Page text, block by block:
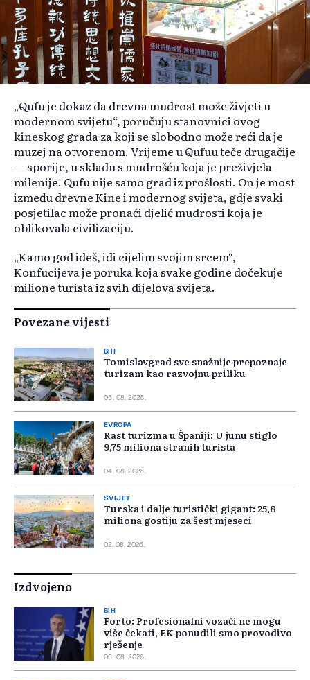
„Qufu je dokaz da drevna mudrost može živjeti u
modernom svijetu“, poručuju stanovnici ovog
kineskog grada za koji se slobodno može reći da je
muzej na otvorenom. Vrijeme u Qufuu teče drugačije
— sporije, u skladu s mudrošću koja je preživjela
milenije. Qufu nije samo grad iz prošlosti. On je most
između drevne Kine i modernog svijeta, gdje svaki
posjetilac može pronaći djelić mudrosti koja je
oblikovala civilizaciju.
„Kamo god ideš, idi cijelim svojim srcem“,
Konfucijeva je poruka koja svake godine dočekuje
milione turista iz svih dijelova svijeta.
Povezane vijesti
BIH
Tomislavgrad sve snažnije prepoznaje
turizam kao razvojnu priliku
05. 08. 2026.
EVROPA
Rast turizma u Španiji: U junu stiglo
9,75 miliona stranih turista
04. 08. 2026.
SVIJET
Turska i dalje turistički gigant: 25,8
miliona gostiju za šest mjeseci
02. 08. 2026.
Izdvojeno
BIH
Forto: Profesionalni vozači ne mogu
više čekati, EK ponudili smo provodivo
rješenje
06. 08. 2026.